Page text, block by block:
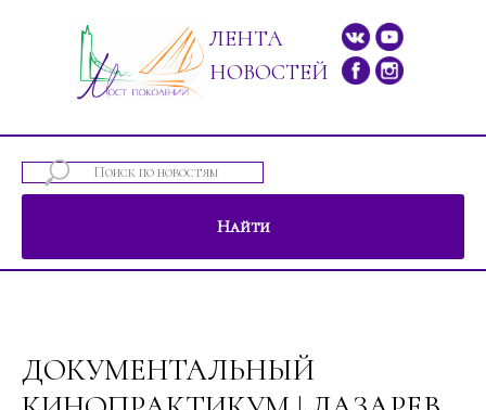
ЛЕНТА
НОВОСТЕЙ
Найти
ДОКУМЕНТАЛЬНЫЙ